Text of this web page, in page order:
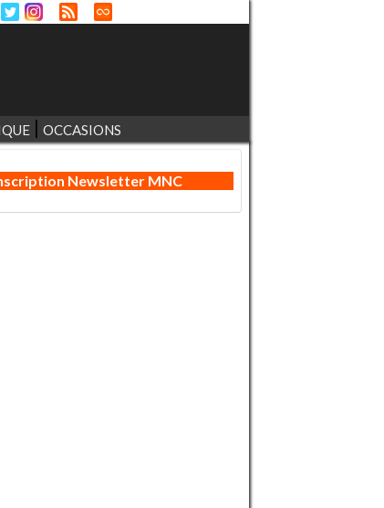
OCCASIONS
Newsletter MNC